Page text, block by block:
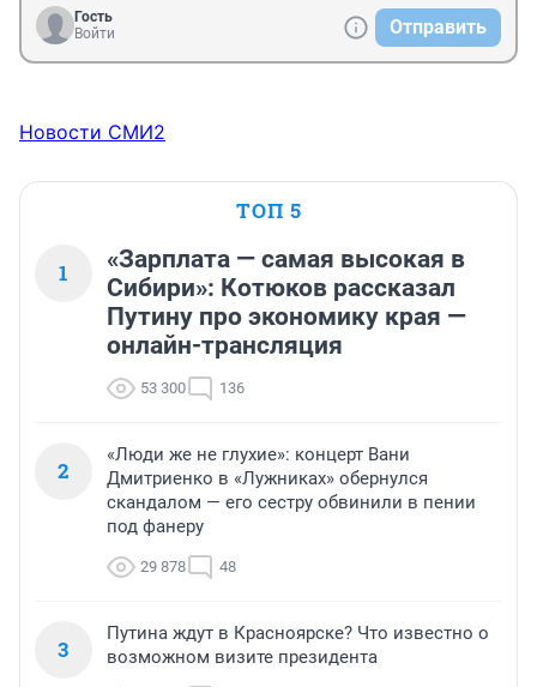
Гость
Войти
Отправить
Новости СМИ2
ТОП 5
1
«Зарплата — самая высокая в
Сибири»: Котюков рассказал
Путину про экономику края —
онлайн-трансляция
53 300 136
2
«Люди же не глухие»: концерт Вани
Дмитриенко в «Лужниках» обернулся
скандалом — его сестру обвинили в пении
под фанеру
29 878 48
3
Путина ждут в Красноярске? Что известно о
возможном визите президента